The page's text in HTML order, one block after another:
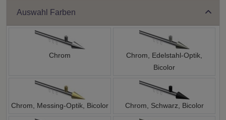
Auswahl Farben
Chrom
Chrom, Edelstahl-Optik,
Bicolor
Chrom, Messing-Optik, Bicolor Chrom, Schwarz, Bicolor